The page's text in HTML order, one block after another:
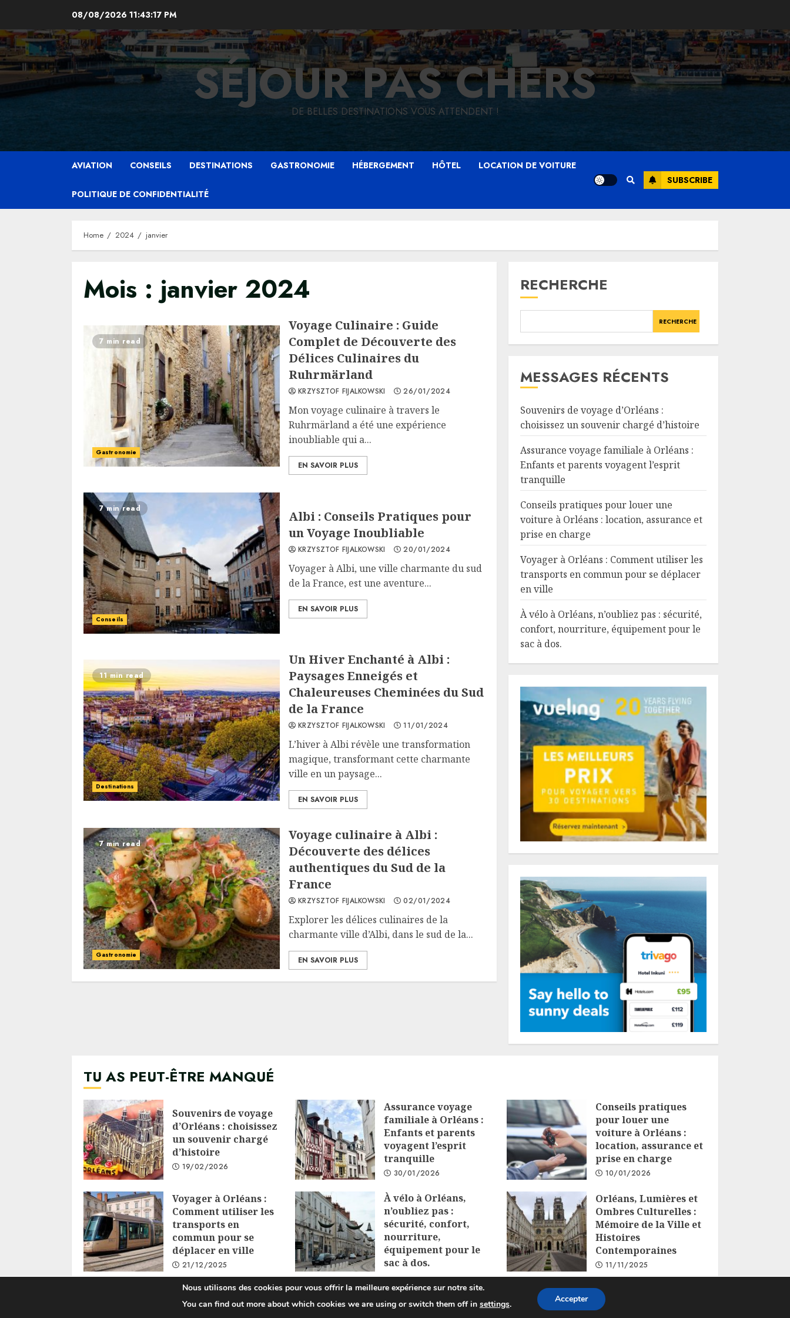
content
08/08/2026 11:43:17 PM
SÉJOUR PAS CHERS
DE BELLES DESTINATIONS VOUS ATTENDENT !
AVIATION CONSEILS DESTINATIONS GASTRONOMIE HÉBERGEMENT HÔTEL LOCATION DE VOITURE
POLITIQUE DE CONFIDENTIALITÉ
SUBSCRIBE
Home 2024 janvier
Mois : janvier 2024
7 min read
Gastronomie
Voyage Culinaire : Guide
Complet de Découverte des
Délices Culinaires du
Ruhrmärland
KRZYSZTOF FIJALKOWSKI 26/01/2024
Mon voyage culinaire à travers le
Ruhrmärland a été une expérience
inoubliable qui a...
EN SAVOIR PLUS
7 min read
Conseils
Albi : Conseils Pratiques pour
un Voyage Inoubliable
KRZYSZTOF FIJALKOWSKI 20/01/2024
Voyager à Albi, une ville charmante du sud
de la France, est une aventure...
EN SAVOIR PLUS
11 min read
Destinations
Un Hiver Enchanté à Albi :
Paysages Enneigés et
Chaleureuses Cheminées du Sud
de la France
KRZYSZTOF FIJALKOWSKI 11/01/2024
L’hiver à Albi révèle une transformation
magique, transformant cette charmante
ville en un paysage...
EN SAVOIR PLUS
7 min read
Gastronomie
Voyage culinaire à Albi :
Découverte des délices
authentiques du Sud de la
France
KRZYSZTOF FIJALKOWSKI 02/01/2024
Explorer les délices culinaires de la
charmante ville d’Albi, dans le sud de la...
EN SAVOIR PLUS
RECHERCHE
RECHERCHE
MESSAGES RÉCENTS
Souvenirs de voyage d’Orléans :
choisissez un souvenir chargé d’histoire
Assurance voyage familiale à Orléans :
Enfants et parents voyagent l’esprit
tranquille
Conseils pratiques pour louer une
voiture à Orléans : location, assurance et
prise en charge
Voyager à Orléans : Comment utiliser les
transports en commun pour se déplacer
en ville
À vélo à Orléans, n’oubliez pas : sécurité,
confort, nourriture, équipement pour le
sac à dos.
TU AS PEUT-ÊTRE MANQUÉ
Souvenirs de voyage
d’Orléans : choisissez
un souvenir chargé
d’histoire
19/02/2026
Assurance voyage
familiale à Orléans :
Enfants et parents
voyagent l’esprit
tranquille
30/01/2026
Conseils pratiques
pour louer une
voiture à Orléans :
location, assurance et
prise en charge
10/01/2026
Voyager à Orléans :
Comment utiliser les
transports en
commun pour se
déplacer en ville
21/12/2025
À vélo à Orléans,
n’oubliez pas :
sécurité, confort,
nourriture,
équipement pour le
sac à dos.
01/12/2025
Orléans, Lumières et
Ombres Culturelles :
Mémoire de la Ville et
Histoires
Contemporaines
11/11/2025
Copyright © 2025 All rights reserved.|ChromeNewsby AF themes.
Nous utilisons des cookies pour vous offrir la meilleure expérience sur notre site.
You can find out more about which cookies we are using or switch them off in settings. Accepter